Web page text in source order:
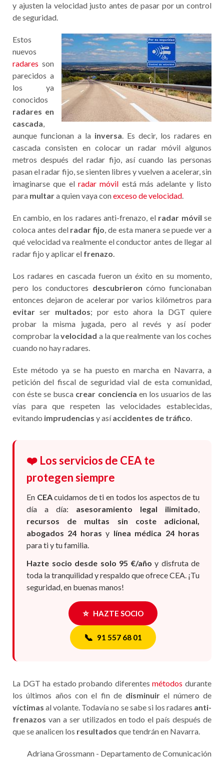
y ajusten la velocidad justo antes de pasar por un control
de seguridad.
Estos
nuevos
radares son
parecidos a
los ya
conocidos
radares en
cascada,
aunque funcionan a la inversa. Es decir, los radares en
cascada consisten en colocar un radar móvil algunos
metros después del radar fijo, así cuando las personas
pasan el radar fijo, se sienten libres y vuelven a acelerar, sin
imaginarse que el radar móvil está más adelante y listo
para multara quien vaya conexceso de velocidad.
En cambio, en los radares anti-frenazo, el radar móvil se
coloca antes del radar fijo, de esta manera se puede ver a
qué velocidad va realmente el conductor antes de llegar al
radar fijo y aplicar el frenazo.
Los radares en cascada fueron un éxito en su momento,
pero los conductores descubrieron cómo funcionaban
entonces dejaron de acelerar por varios kilómetros para
evitar ser multados; por esto ahora la DGT quiere
probar la misma jugada, pero al revés y así poder
comprobar lavelocidad a la que realmente van los coches
cuando no hay radares.
Este método ya se ha puesto en marcha en Navarra, a
petición del fiscal de seguridad vial de esta comunidad,
con éste se busca crear conciencia en los usuarios de las
vías para que respeten las velocidades establecidas,
evitando imprudencias y asíaccidentes de tráfico.
❤️ Los servicios de CEA te
protegen siempre
En CEAcuidamos de ti en todos los aspectos de tu
día a día: asesoramiento legal ilimitado,
recursos de multas sin coste adicional,
abogados 24 horas y línea médica 24 horas
para ti y tu familia.
Hazte socio desde solo 95 €/año y disfruta de
toda la tranquilidad y respaldo que ofrece CEA. ¡Tu
seguridad, en buenas manos!
⭐ HAZTE SOCIO
📞 91 557 68 01
La DGT ha estado probando diferentesmétodos durante
los últimos años con el fin de disminuir el número de
víctimas al volante. Todavía no se sabe si los radares anti-
frenazos van a ser utilizados en todo el país después de
que se analicen los resultados que tendrán en Navarra.
Adriana Grossmann - Departamento de Comunicación